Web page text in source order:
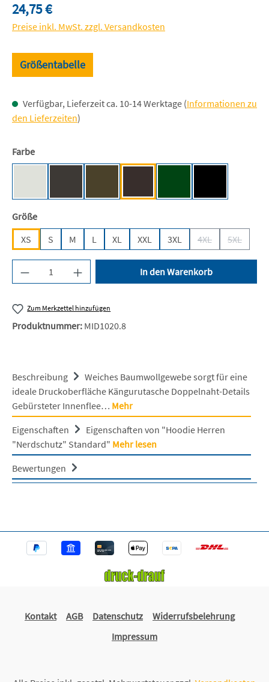
Regulärer Preis:
24,75 €
Preise inkl. MwSt. zzgl. Versandkosten
Größentabelle
Verfügbar, Lieferzeit ca. 10-14 Werktage (Informationen zu
den Lieferzeiten)
Farbeauswählen
Größeauswählen
XS
S M L XL XXL 3XL 4XL
(Diese Option ist
5XL
(Diese
Produkt Anzahl: Gib den gewünschten Wert
In den Warenkorb
Zum Merkzettel hinzufügen
Produktnummer: MID1020.8
Beschreibung
Weiches Baumwollgewebe sorgt für eine
ideale Druckoberfläche Kängurutasche Doppelnaht-Details
Gebürsteter Innenflee… Mehr
Eigenschaften
Eigenschaften von "Hoodie Herren
"Nerdschutz" Standard" Mehr lesen
Bewertungen
Kontakt AGB Datenschutz
Widerrufsbelehrung
Impressum